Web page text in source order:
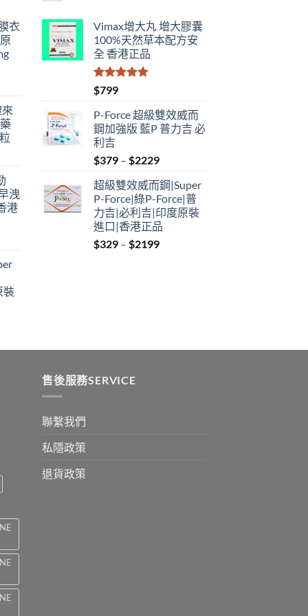
衣
洩
港
裝
Vimax增大丸 增大膠囊
100%天然草本配方安
全 香港正品
評分
滿分 5
$799
P-Force 超級雙效威而
鋼加強版 藍P 普力吉 必
利吉
$379 – $2229Price
$379
through
$2229
超級雙效威而鋼|Super
P-Force|綠P-Force|普
力吉|必利吉|印度原裝
進口|香港正品
$329 – $2199Price
售後服務SERVICE
聯繫我們
私隱政策
退貨政策